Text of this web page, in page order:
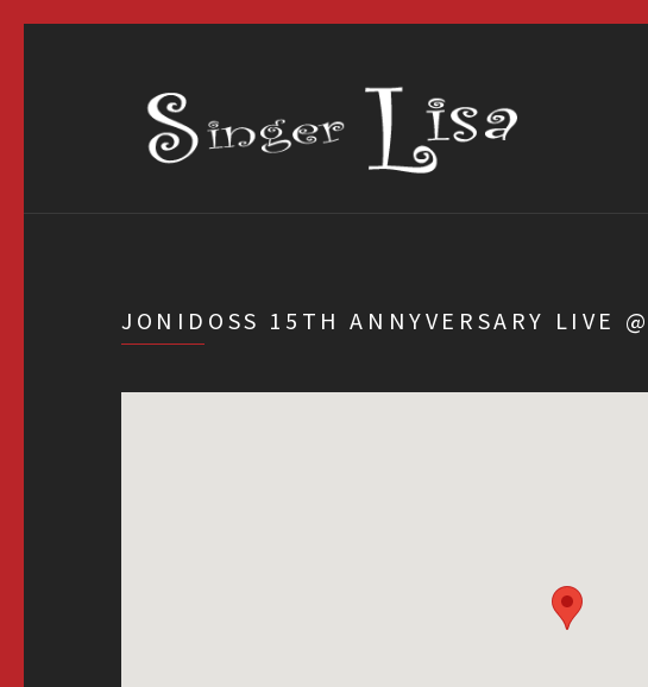
JONIDOSS 15TH ANNYVERSARY LIVE